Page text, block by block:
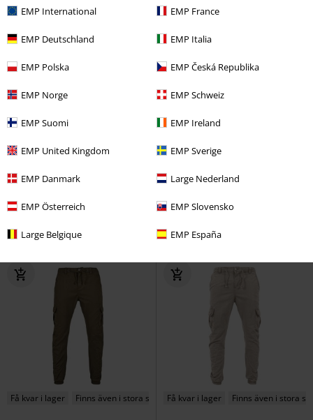
EMP International EMP France
EMP Deutschland EMP Italia
EMP Polska EMP Česká Republika
EMP Norge EMP Schweiz
EMP Suomi EMP Ireland
EMP United Kingdom EMP Sverige
EMP Danmark Large Nederland
EMP Österreich EMP Slovensko
Large Belgique EMP España
Shadows - Ronin
rek-pris649:-
EMP Signature Collection
Få kvar i lager Finns även i stora storlekarFå kvar i lager Finns även i stora